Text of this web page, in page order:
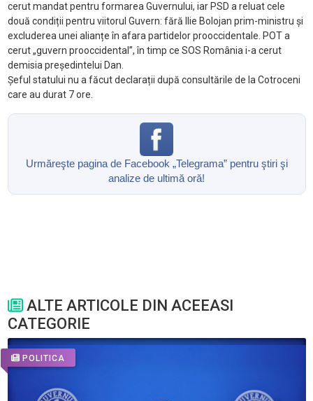
cerut mandat pentru formarea Guvernului, iar PSD a reluat cele
două condiții pentru viitorul Guvern: fără Ilie Bolojan prim-ministru și
excluderea unei alianțe în afara partidelor prooccidentale. POT a
cerut „guvern prooccidental”, în timp ce SOS România i-a cerut
demisia președintelui Dan.
Șeful statului nu a făcut declarații după consultările de la Cotroceni
care au durat 7 ore.
Urmăreşte pagina de Facebook „Telegrama” pentru ştiri şi
analize de ultimă oră!
ALTE ARTICOLE DIN ACEEASI
CATEGORIE
POLITICA